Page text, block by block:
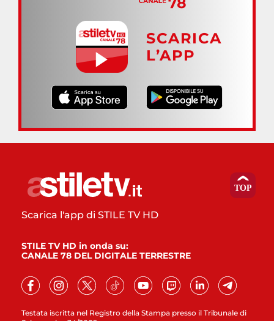
SCARICA
L’APP
Testata iscritta nel Registro della Stampa presso il Tribunale di
Scarica l'app di STILE TV HD
STILE TV HD in onda su:
CANALE 78 DEL DIGITALE TERRESTRE